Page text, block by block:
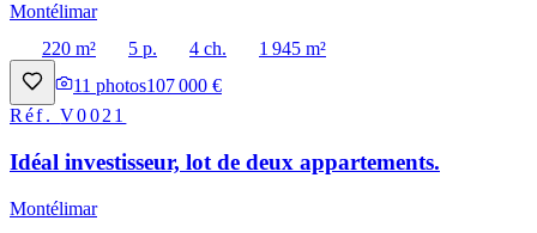
Montélimar
220 m²
5 p. 4 ch.
1 945 m²
11 photos107 000 €
Réf.V0021
Idéal investisseur, lot de deux appartements.
Montélimar